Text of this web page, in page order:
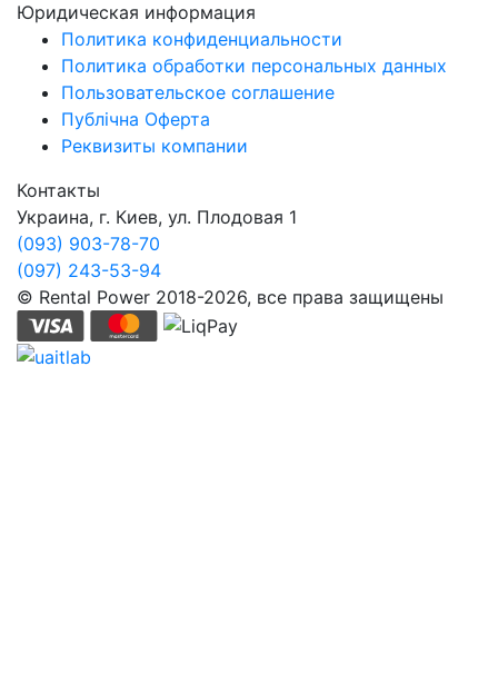
Юридическая информация
Политика конфиденциальности
Политика обработки персональных данных
Пользовательское соглашение
Публічна Оферта
Реквизиты компании
Контакты
Украина, г. Киев, ул. Плодовая 1
(093) 903-78-70
(097) 243-53-94
© Rental Power 2018-2026, все права защищены